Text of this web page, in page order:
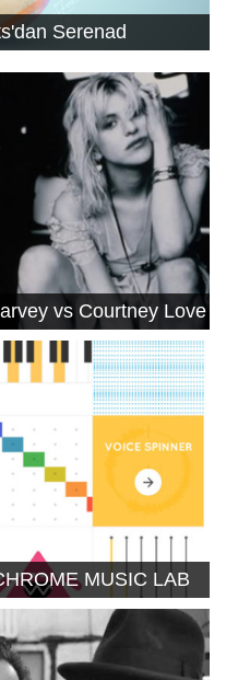
Serenad
vs Courtney Love
MUSIC LAB